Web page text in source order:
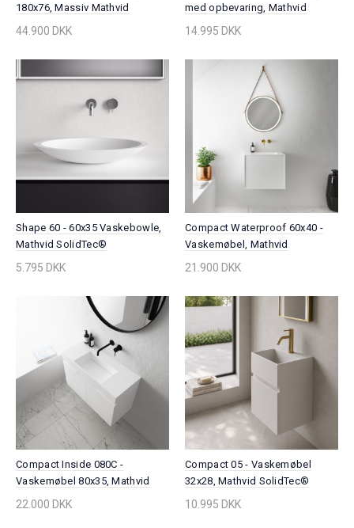
180x76, Massiv Mathvid
SolidTec®
44.900 DKK
med opbevaring, Mathvid
SolidTec®
14.995 DKK
Shape 60 - 60x35 Vaskebowle,
Mathvid SolidTec®
5.795 DKK
Compact Waterproof 60x40 -
Vaskemøbel, Mathvid
SolidTec®
21.900 DKK
Compact Inside 080C -
Vaskemøbel 80x35, Mathvid
SolidTec®
22.000 DKK
Compact 05 - Vaskemøbel
32x28, Mathvid SolidTec®
10.995 DKK